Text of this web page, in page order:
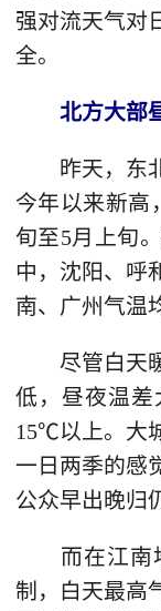
强对流天气对
全。
北方大部
昨天，东北
今年以来新高
旬至5月上旬
中，沈阳、呼
南、广州气温
尽管白天暖
低，昼夜温
15℃以上。大
一日两季的感
公众早出晚归
而在江南地
制，白天最高